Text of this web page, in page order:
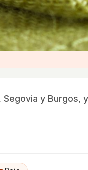
y Burgos,